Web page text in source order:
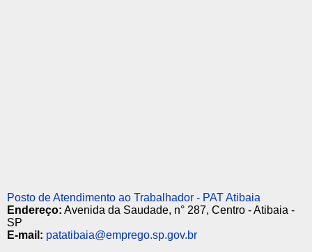
Posto de Atendimento ao Trabalhador - PAT Atibaia
Endereço: Avenida da Saudade, n° 287, Centro - Atibaia -
SP
E-mail: patatibaia@emprego.sp.gov.br